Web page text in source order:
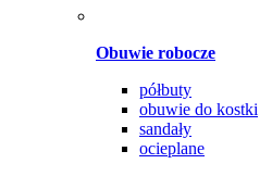
Obuwie robocze
półbuty
obuwie do kostki
sandały
ocieplane